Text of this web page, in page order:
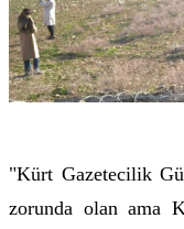
"Kürt Gazetecilik
zorunda olan ama